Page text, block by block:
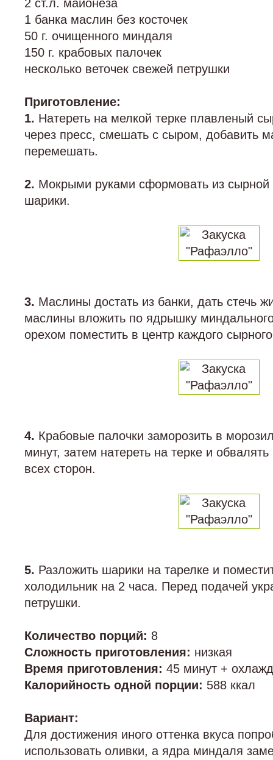
2 ст.л. майонеза
1 банка маслин без косточек
50 г. очищенного миндаля
150 г. крабовых палочек
несколько веточек свежей петрушки
Приготовление:
1. Натереть на мелкой терке плавленый
через пресс, смешать с сыром, добавить
перемешать.
2. Мокрыми руками сформовать из
шарики.
3. Маслины достать из банки, дать стечь
маслины вложить по ядрышку
орехом поместить в центр каждого
4. Крабовые палочки заморозить в
минут, затем натереть на терке и
всех сторон.
5. Разложить шарики на тарелке и
холодильник на 2 часа. Перед подачей
петрушки.
Количество порций: 8
Сложность приготовления: низкая
Время приготовления: 45 минут +
Калорийность одной порции: 588 ккал
Вариант:
Для достижения иного оттенка вкуса
использовать оливки, а ядра миндаля